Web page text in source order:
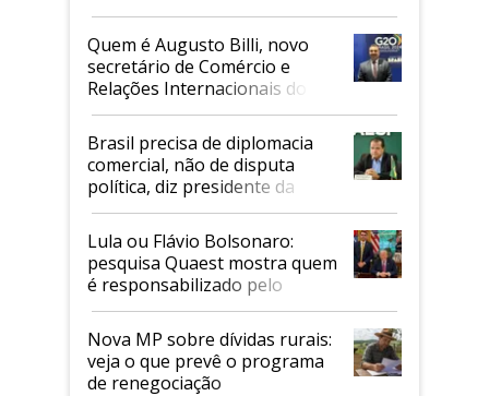
Quem é Augusto Billi, novo
secretário de Comércio e
Relações Internacionais do
Mapa
Brasil precisa de diplomacia
comercial, não de disputa
política, diz presidente da
Faesp
Lula ou Flávio Bolsonaro:
pesquisa Quaest mostra quem
é responsabilizado pelo
tarifaço dos EUA
Nova MP sobre dívidas rurais:
veja o que prevê o programa
de renegociação